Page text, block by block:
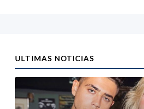
ULTIMAS NOTICIAS